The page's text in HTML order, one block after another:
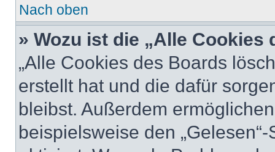
Nach oben
» Wozu ist die „Alle
„Alle Cookies des Boards
erstellt hat und die dafür
bleibst. Außerdem
beispielsweise den